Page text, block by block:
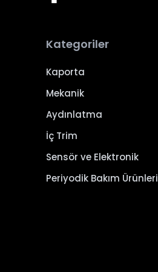
Kategoriler
Kaporta
Mekanik
Aydınlatma
İç Trim
Sensör ve Elektronik
Periyodik Bakım Ürünleri